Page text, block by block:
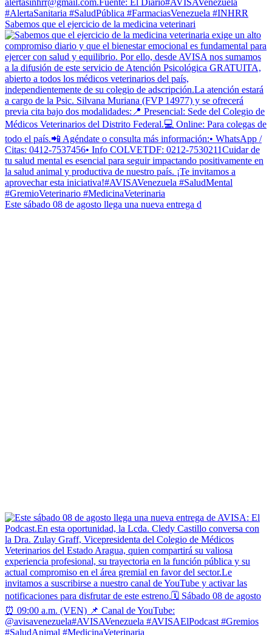
Sabemos que el ejercicio de la medicina veterinari
Este sábado 08 de agosto llega una nueva entrega d